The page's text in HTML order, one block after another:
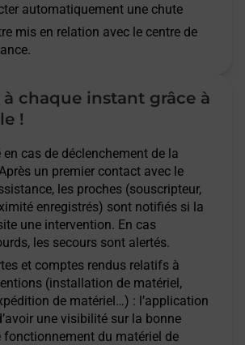
automatiquement une chute
mis en relation avec le centre de
à chaque instant grâce à
!
cas de déclenchement de la
un premier contact avec le
les proches (souscripteur,
enregistrés) sont notifiés si la
une intervention. En cas
les secours sont alertés.
et comptes rendus relatifs à
(installation de matériel,
de matériel…) : l’application
une visibilité sur la bonne
du matériel de